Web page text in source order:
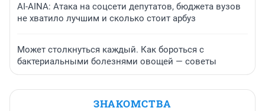
AI-AINA: Атака на соцсети депутатов, бюджета вузов
не хватило лучшим и сколько стоит арбуз
Может столкнуться каждый. Как бороться с
бактериальными болезнями овощей — советы
ЗНАКОМСТВА